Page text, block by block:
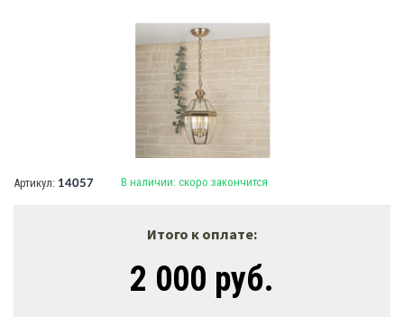
Артикул: 14057 В наличии: скоро закончится
Итого к оплате:
2 000 руб.